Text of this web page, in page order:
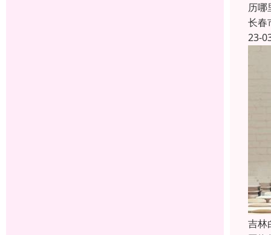
历哪
长春
23-
吉林